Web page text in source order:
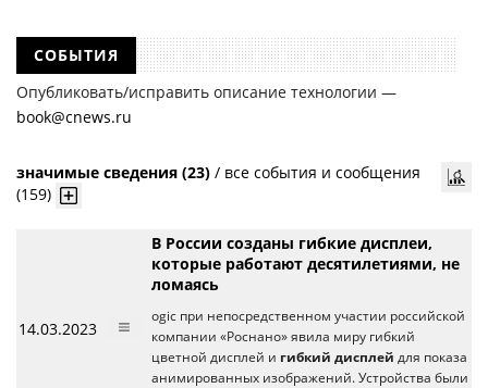
СОБЫТИЯ
Опубликовать/исправить описание технологии —
book@cnews.ru
значимые сведения (23) / все события и сообщения
(159)
14.03.2023
В России созданы гибкие дисплеи,
которые работают десятилетиями, не
ломаясь
ogic при непосредственном участии российской
компании «Роснано» явила миру гибкий
цветной дисплей и гибкий дисплей для показа
анимированных изображений. Устройства были